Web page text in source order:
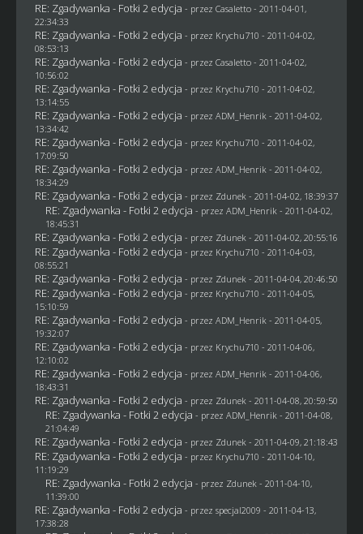
RE: Zgadywanka - Fotki 2 edycja - przez Casaletto- 2011-04-01,
22:34:33
RE: Zgadywanka - Fotki 2 edycja - przez Krychu710 - 2011-04-02,
08:53:13
RE: Zgadywanka - Fotki 2 edycja - przez Casaletto- 2011-04-02,
10:56:02
RE: Zgadywanka - Fotki 2 edycja - przez Krychu710 - 2011-04-02,
13:14:55
RE: Zgadywanka - Fotki 2 edycja - przez ADM_Henrik - 2011-04-02,
13:34:42
RE: Zgadywanka - Fotki 2 edycja - przez Krychu710 - 2011-04-02,
17:09:50
RE: Zgadywanka - Fotki 2 edycja - przez ADM_Henrik - 2011-04-02,
18:34:29
RE: Zgadywanka - Fotki 2 edycja - przez Zdunek - 2011-04-02, 18:39:37
RE: Zgadywanka - Fotki 2 edycja - przez ADM_Henrik - 2011-04-02,
18:45:31
RE: Zgadywanka - Fotki 2 edycja - przez Zdunek - 2011-04-02, 20:55:16
RE: Zgadywanka - Fotki 2 edycja - przez Krychu710 - 2011-04-03,
08:55:21
RE: Zgadywanka - Fotki 2 edycja - przez Zdunek - 2011-04-04, 20:46:50
RE: Zgadywanka - Fotki 2 edycja - przez Krychu710 - 2011-04-05,
15:10:59
RE: Zgadywanka - Fotki 2 edycja - przez ADM_Henrik - 2011-04-05,
19:32:07
RE: Zgadywanka - Fotki 2 edycja - przez Krychu710 - 2011-04-06,
12:10:02
RE: Zgadywanka - Fotki 2 edycja - przez ADM_Henrik - 2011-04-06,
18:43:31
RE: Zgadywanka - Fotki 2 edycja - przez Zdunek - 2011-04-08, 20:59:50
RE: Zgadywanka - Fotki 2 edycja - przez ADM_Henrik - 2011-04-08,
21:04:49
RE: Zgadywanka - Fotki 2 edycja - przez Zdunek - 2011-04-09, 21:18:43
RE: Zgadywanka - Fotki 2 edycja - przez Krychu710 - 2011-04-10,
11:19:29
RE: Zgadywanka - Fotki 2 edycja - przez Zdunek - 2011-04-10,
11:39:00
RE: Zgadywanka - Fotki 2 edycja - przez specjal2009 - 2011-04-13,
17:38:28